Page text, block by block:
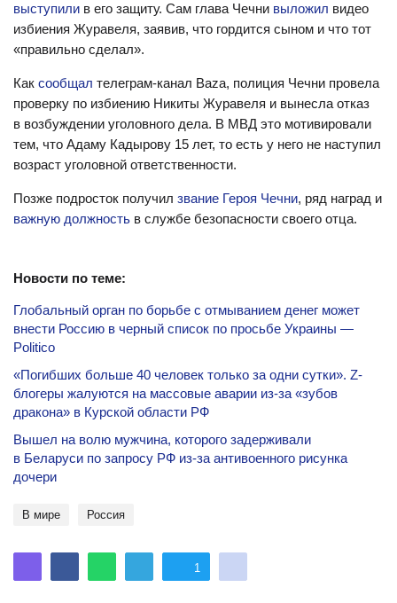
выступили в его защиту. Сам глава Чечни выложил видео
избиения Журавеля, заявив, что гордится сыном и что тот
«правильно сделал».
Как сообщал телеграм-канал Baza, полиция Чечни провела
проверку по избиению Никиты Журавеля и вынесла отказ
в возбуждении уголовного дела. В МВД это мотивировали
тем, что Адаму Кадырову 15 лет, то есть у него не наступил
возраст уголовной ответственности.
Позже подросток получил звание Героя Чечни, ряд наград и
важную должность в службе безопасности своего отца.
Новости по теме:
Глобальный орган по борьбе с отмыванием денег может
внести Россию в черный список по просьбе Украины —
Politico
«Погибших больше 40 человек только за одни сутки». Z-
блогеры жалуются на массовые аварии из-за «зубов
дракона» в Курской области РФ
Вышел на волю мужчина, которого задерживали
в Беларуси по запросу РФ из-за антивоенного рисунка
дочери
В мире Россия
1